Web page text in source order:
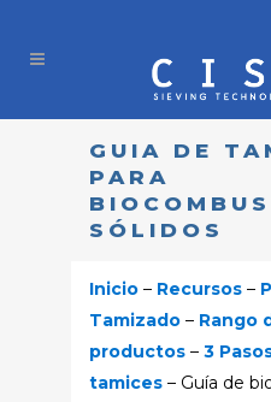
GUIA DE
PARA
SÓLIDOS
Inicio – Recursos –
Tamizado – Rango
productos – 3
tamices – Guía de